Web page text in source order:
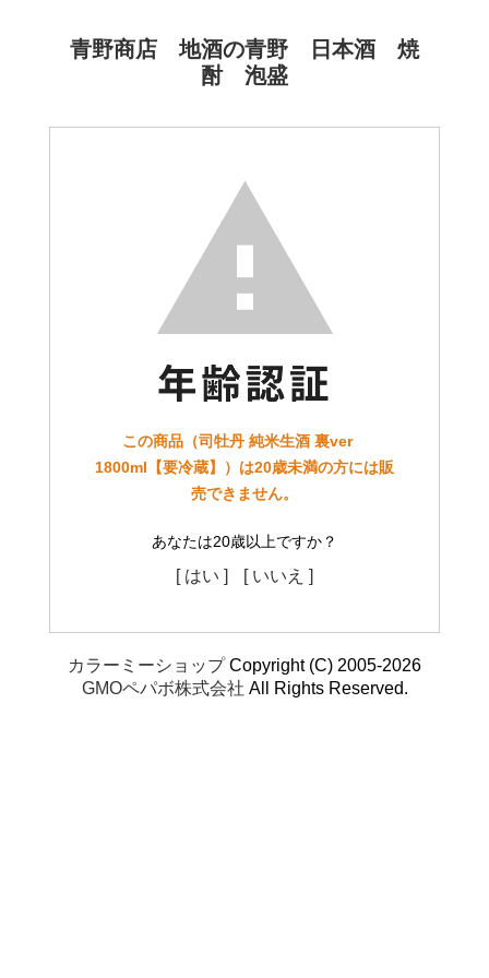
青野商店 地酒の青野 日本酒 焼
酎 泡盛
この商品（司牡丹 純米生酒 裏ver
1800ml【要冷蔵】）は20歳未満の方には販
売できません。
あなたは20歳以上ですか？
[ はい ] [ いいえ ]
カラーミーショップCopyright (C) 2005-2026
GMOペパボ株式会社 All Rights Reserved.